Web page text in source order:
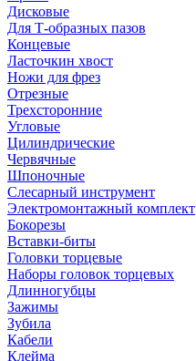
Дисковые
Для Т-образных пазов
Концевые
Ласточкин хвост
Ножи для фрез
Отрезные
Трехсторонние
Угловые
Цилиндрические
Червячные
Шпоночные
Слесарный инструмент
Электромонтажный комплект
Бокорезы
Вставки-биты
Головки торцевые
Наборы головок торцевых
Длинногубцы
Зажимы
Зубила
Кабели
Клейма